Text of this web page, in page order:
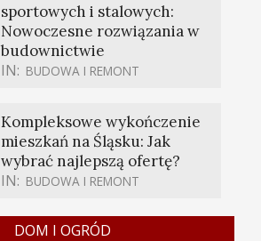
sportowych i stalowych:
Nowoczesne rozwiązania w
budownictwie
IN: BUDOWA I REMONT
Kompleksowe wykończenie
mieszkań na Śląsku: Jak
wybrać najlepszą ofertę?
IN: BUDOWA I REMONT
DOM I OGRÓD